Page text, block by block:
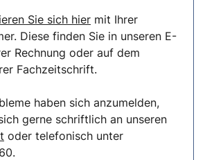
Sie sich hier mit Ihrer
Diese finden Sie in unseren E-
Rechnung oder auf dem
Fachzeitschrift.
haben sich anzumelden,
gerne schriftlich an unseren
oder telefonisch unter